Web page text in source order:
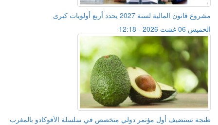
مشروع قانون المالية لسنة 2027 يحدد أربع أولويات كبرى
الخميس 06 غشت 2026 - 12:18
طنجة تستضيف أول مؤتمر دولي متخصص في سلسلة الأفوكادو بالمغرب